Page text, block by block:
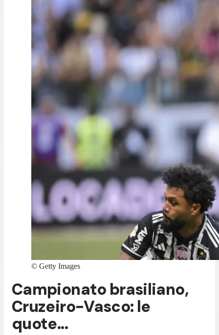
© Getty Images
Campionato brasiliano,
Cruzeiro-Vasco: le
quote...